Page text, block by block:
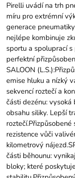
Pirelli uvádí na trh
míru pro extrémní
generace
nejlépe kombinuje
sportu a spoluprací
perfektní
SALOON
emise hluku a nízký
sekvencí roztečí a
části dezénu:
obsahu siliky. Lepší
rezistence vůči
kilometrový
části běhounu:
bloky; které